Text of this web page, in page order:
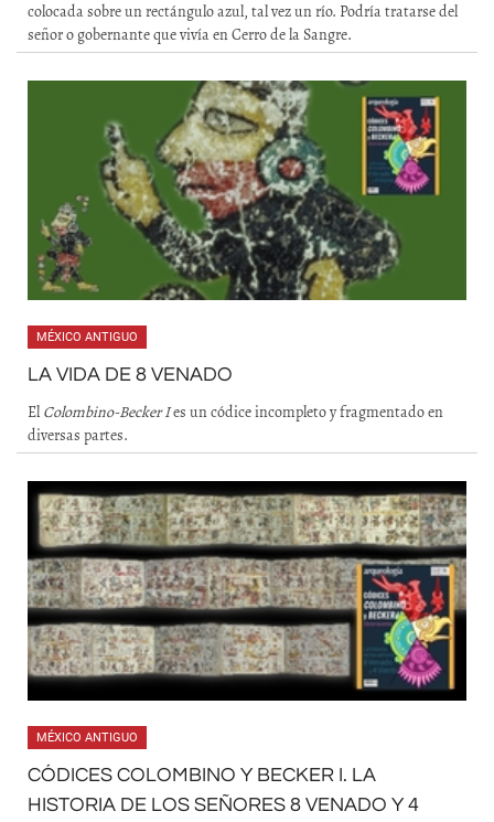
colocada sobre un rectángulo azul, tal vez un río. Podría tratarse del
señor o gobernante que vivía en Cerro de la Sangre.
MÉXICO ANTIGUO
LA VIDA DE 8 VENADO
El Colombino-Becker Ies un códice incompleto y fragmentado en
diversas partes.
MÉXICO ANTIGUO
CÓDICES COLOMBINO Y BECKER I. LA
HISTORIA DE LOS SEÑORES 8 VENADO Y 4